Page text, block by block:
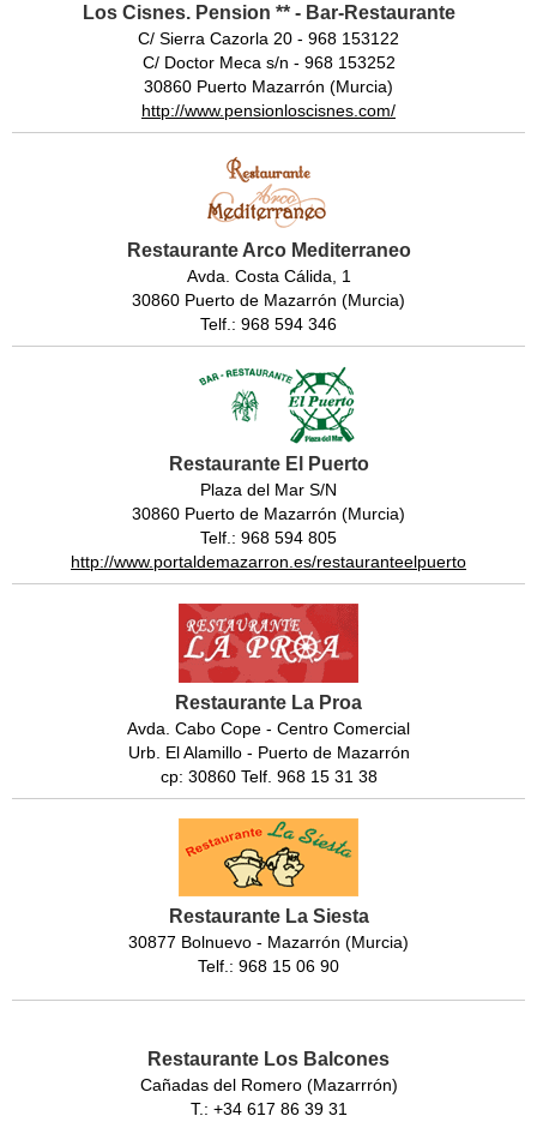
Los Cisnes. Pension ** - Bar-Restaurante
C/ Sierra Cazorla 20 - 968 153122
C/ Doctor Meca s/n - 968 153252
30860 Puerto Mazarrón (Murcia)
http://www.pensionloscisnes.com/
Restaurante Arco Mediterraneo
Avda. Costa Cálida, 1
30860 Puerto de Mazarrón (Murcia)
Telf.: 968 594 346
Restaurante El Puerto
Plaza del Mar S/N
30860 Puerto de Mazarrón (Murcia)
Telf.: 968 594 805
http://www.portaldemazarron.es/restauranteelpuerto
Restaurante La Proa
Avda. Cabo Cope - Centro Comercial
Urb. El Alamillo - Puerto de Mazarrón
cp: 30860 Telf. 968 15 31 38
Restaurante La Siesta
30877 Bolnuevo - Mazarrón (Murcia)
Telf.: 968 15 06 90
Restaurante Los Balcones
Cañadas del Romero (Mazarrrón)
T.: +34 617 86 39 31